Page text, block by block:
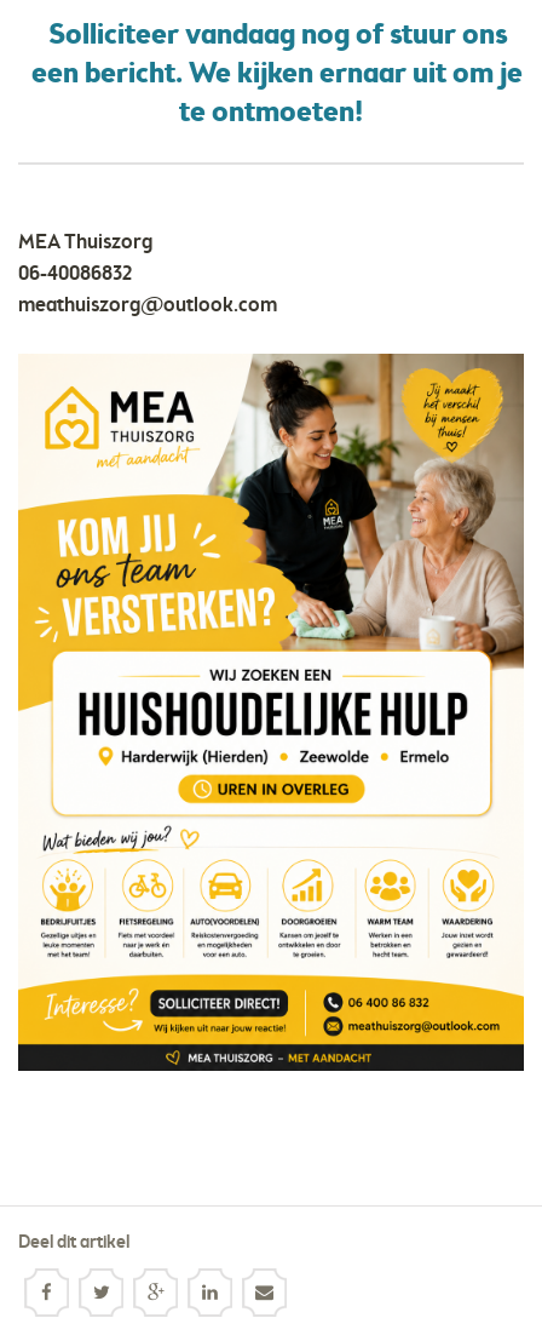
Solliciteer vandaag nog of stuur ons
een bericht. We kijken ernaar uit om je
te ontmoeten!
MEA Thuiszorg
06-40086832
meathuiszorg@outlook.com
Deel dit artikel